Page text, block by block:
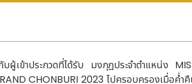
ข้าประกวดที่ได้รับ มงกุฎประจำตำแหน่ง
CHONBURI 2023 ไปครอบครองเมื่อค่ำ